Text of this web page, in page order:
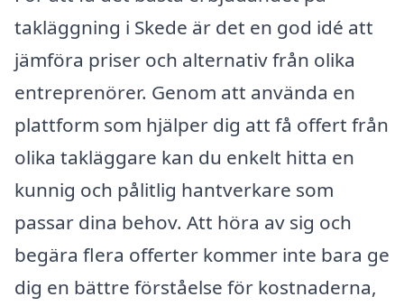
takläggning i Skede är det en god idé att
jämföra priser och alternativ från olika
entreprenörer. Genom att använda en
plattform som hjälper dig att få offert från
olika takläggare kan du enkelt hitta en
kunnig och pålitlig hantverkare som
passar dina behov. Att höra av sig och
begära flera offerter kommer inte bara ge
dig en bättre förståelse för kostnaderna,